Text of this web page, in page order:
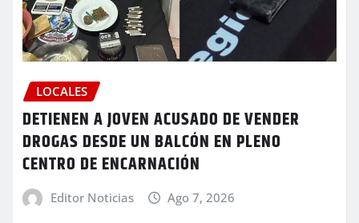
LOCALES
DETIENEN A JOVEN ACUSADO DE VENDER
DROGAS DESDE UN BALCÓN EN PLENO
CENTRO DE ENCARNACIÓN
Editor Noticias Ago 7, 2026